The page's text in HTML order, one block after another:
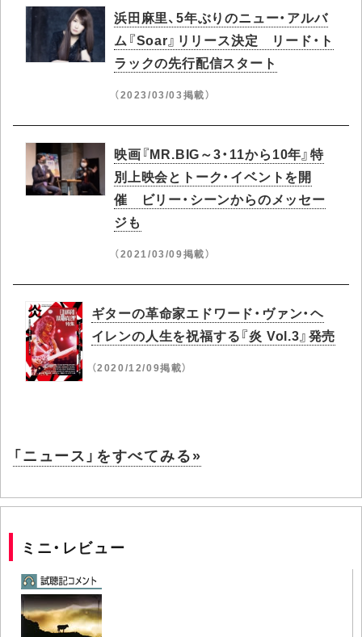
浜田麻里、5年ぶりのニュー・アルバ
ム『Soar』リリース決定 リード・ト
ラックの先行配信スタート
（2023/03/03掲載）
映画『MR.BIG～3・11から10年』特
別上映会とトーク・イベントを開
催 ビリー・シーンからのメッセー
ジも
（2021/03/09掲載）
ギターの革命家エドワード・ヴァン・ヘ
イレンの人生を祝福する『炎 Vol.3』発売
（2020/12/09掲載）
「ニュース」をすべてみる»
ミニ・レビュー